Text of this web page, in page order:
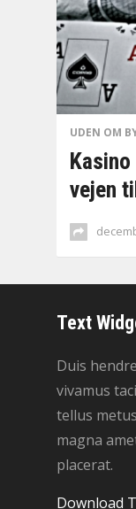
UDEN OM
vejen
Text
Duis
vivamus
tellus
magna
placerat.
Download